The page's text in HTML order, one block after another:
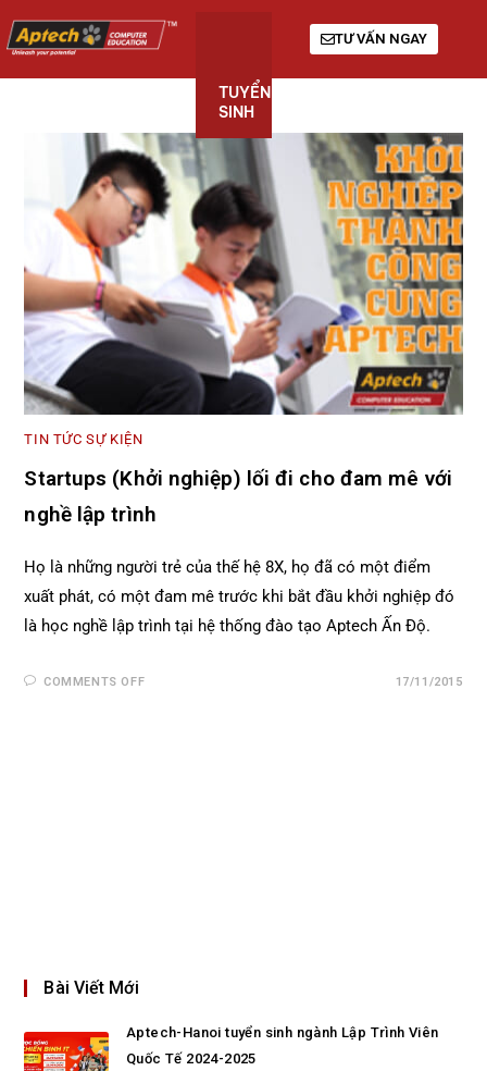
TUYỂN
SINH
TƯ VẤN NGAY
TIN TỨC SỰ KIỆN
Startups (Khởi nghiệp) lối đi cho đam mê với
nghề lập trình
Họ là những người trẻ của thế hệ 8X, họ đã có một điểm
xuất phát, có một đam mê trước khi bắt đầu khởi nghiệp đó
là học nghề lập trình tại hệ thống đào tạo Aptech Ấn Độ.
COMMENTS OFF 17/11/2015
Bài Viết Mới
Aptech-Hanoi tuyển sinh ngành Lập Trình Viên
Quốc Tế 2024-2025